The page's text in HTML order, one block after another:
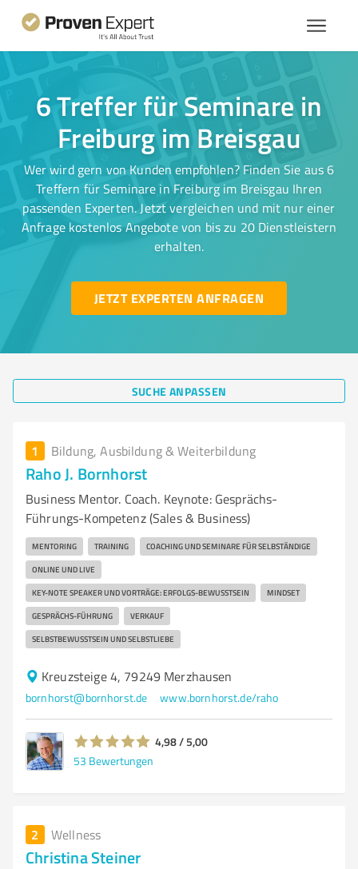
6 Treffer für Seminare in
Freiburg im Breisgau
Wer wird gern von Kunden empfohlen? Finden Sie aus 6
Treffern für Seminare in Freiburg im Breisgau Ihren
passenden Experten. Jetzt vergleichen und mit nur einer
Anfrage kostenlos Angebote von bis zu 20 Dienstleistern
erhalten.
JETZT EXPERTEN ANFRAGEN
SUCHE ANPASSEN
1 Bildung, Ausbildung & Weiterbildung
Raho J. Bornhorst
Business Mentor. Coach. Keynote: Gesprächs-
Führungs-Kompetenz (Sales & Business)
MENTORING TRAINING COACHING UND SEMINARE FÜR SELBSTÄNDIGE
ONLINE UND LIVE
KEY-NOTE SPEAKER UND VORTRÄGE: ERFOLGS-BEWUSSTSEIN MINDSET
GESPRÄCHS-FÜHRUNG VERKAUF
SELBSTBEWUSSTSEIN UND SELBSTLIEBE
Kreuzsteige 4, 79249 Merzhausen
bornhorst@bornhorst.de www.bornhorst.de/raho
4,98 / 5,00
53 Bewertungen
2 Wellness
Christina Steiner